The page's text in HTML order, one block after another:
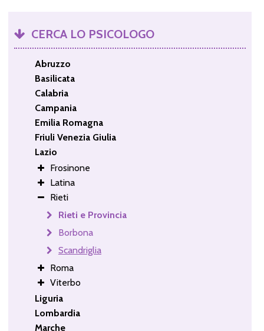
CERCA LO PSICOLOGO
Abruzzo
Basilicata
Calabria
Campania
Emilia Romagna
Friuli Venezia Giulia
Lazio
Frosinone
Latina
Rieti
Rieti e Provincia
Borbona
Scandriglia
Roma
Viterbo
Liguria
Lombardia
Marche